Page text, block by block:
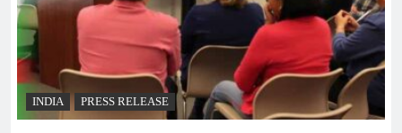
INDIA PRESS RELEASE